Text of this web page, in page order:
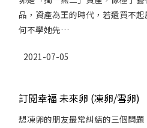
品，資產為王的時代，若還買不起
何不學她先…
2021-07-05
訂閱幸福 未來卵 (凍卵/雪卵)
想凍卵的朋友最常糾結的三個問題